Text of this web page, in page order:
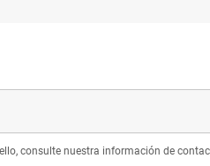
consulte nuestra información de